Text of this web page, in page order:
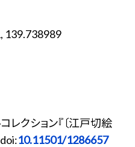
139.738989
クション『〔江戸切絵
10.11501/1286657